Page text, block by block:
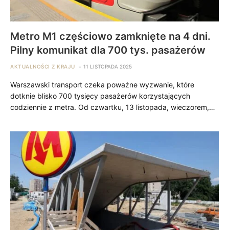
Metro M1 częściowo zamknięte na 4 dni.
Pilny komunikat dla 700 tys. pasażerów
AKTUALNOŚCI Z KRAJU 11 LISTOPADA 2025
Warszawski transport czeka poważne wyzwanie, które
dotknie blisko 700 tysięcy pasażerów korzystających
codziennie z metra. Od czwartku, 13 listopada, wieczorem,…